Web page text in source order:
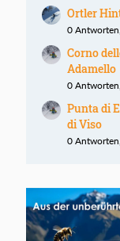
Ortler
0
Corno
Adamello
0
Punta di
di Viso
0